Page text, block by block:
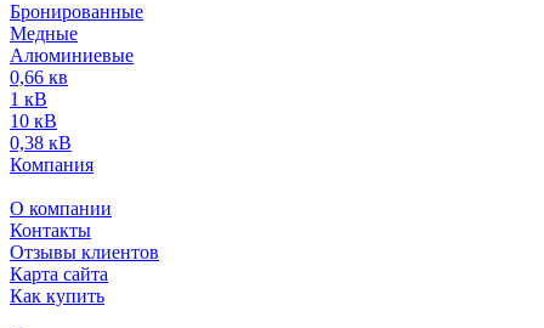
Бронированные
Медные
Алюминиевые
0,66 кв
1 кВ
10 кВ
0,38 кВ
Компания
О компании
Контакты
Отзывы клиентов
Карта сайта
Как купить